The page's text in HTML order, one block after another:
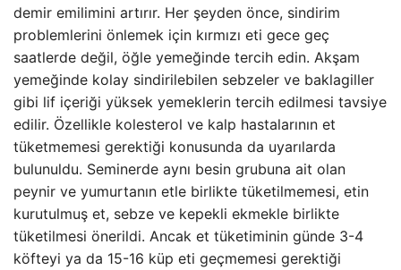
demir emilimini artırır. Her şeyden önce, sindirim
problemlerini önlemek için kırmızı eti gece geç
saatlerde değil, öğle yemeğinde tercih edin. Akşam
yemeğinde kolay sindirilebilen sebzeler ve baklagiller
gibi lif içeriği yüksek yemeklerin tercih edilmesi tavsiye
edilir. Özellikle kolesterol ve kalp hastalarının et
tüketmemesi gerektiği konusunda da uyarılarda
bulunuldu. Seminerde aynı besin grubuna ait olan
peynir ve yumurtanın etle birlikte tüketilmemesi, etin
kurutulmuş et, sebze ve kepekli ekmekle birlikte
tüketilmesi önerildi. Ancak et tüketiminin günde 3-4
köfteyi ya da 15-16 küp eti geçmemesi gerektiği